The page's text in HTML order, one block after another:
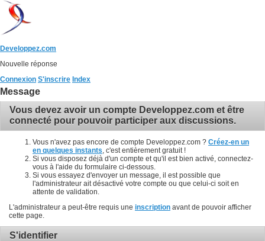
Developpez.com
Nouvelle réponse
Connexion S'inscrire Index
Message
Vous devez avoir un compte Developpez.com et être
connecté pour pouvoir participer aux discussions.
Vous n'avez pas encore de compte Developpez.com ? Créez-en un
en quelques instants , c'est entièrement gratuit !
Si vous disposez déjà d'un compte et qu'il est bien activé, connectez-
vous à l'aide du formulaire ci-dessous.
Si vous essayez d'envoyer un message, il est possible que
l'administrateur ait désactivé votre compte ou que celui-ci soit en
attente de validation.
L'administrateur a peut-être requis une inscription avant de pouvoir afficher
cette page.
S'identifier